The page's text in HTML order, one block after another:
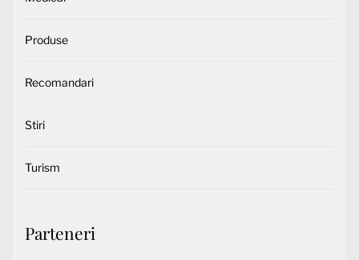
Produse
Recomandari
Stiri
Turism
Parteneri